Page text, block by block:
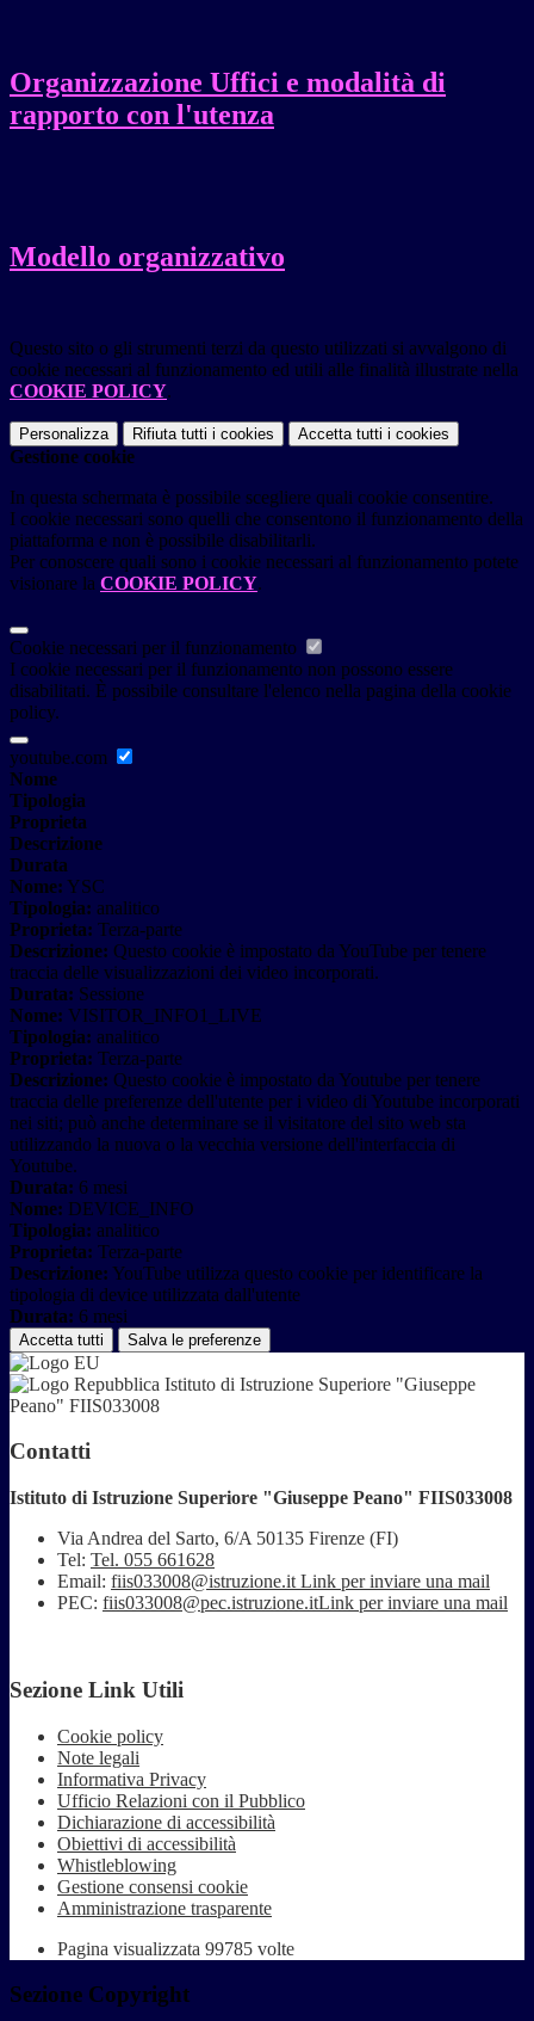
Organizzazione Uffici e modalità di
rapporto con l'utenza
Modello organizzativo
Questo sito o gli strumenti terzi da questo utilizzati si avvalgono di
cookie necessari al funzionamento ed utili alle finalità illustrate nella
COOKIE POLICY.
Personalizza Rifiuta tutti i cookies Accetta tutti i cookies
Gestione cookie
In questa schermata è possibile scegliere quali cookie consentire.
I cookie necessari sono quelli che consentono il funzionamento della
piattaforma e non è possibile disabilitarli.
Per conoscere quali sono i cookie necessari al funzionamento potete
visionare la COOKIE POLICY.
Cookie necessari per il funzionamento
I cookie necessari per il funzionamento non possono essere
disabilitati. È possibile consultare l'elenco nella pagina della cookie
policy.
youtube.com
Nome
Tipologia
Proprieta
Descrizione
Durata
Nome: YSC
Tipologia: analitico
Proprieta: Terza-parte
Descrizione: Questo cookie è impostato da YouTube per tenere
traccia delle visualizzazioni dei video incorporati.
Durata: Sessione
Nome: VISITOR_INFO1_LIVE
Tipologia: analitico
Proprieta: Terza-parte
Descrizione: Questo cookie è impostato da Youtube per tenere
traccia delle preferenze dell'utente per i video di Youtube incorporati
nei siti; può anche determinare se il visitatore del sito web sta
utilizzando la nuova o la vecchia versione dell'interfaccia di
Youtube.
Durata: 6 mesi
Nome: DEVICE_INFO
Tipologia: analitico
Proprieta: Terza-parte
Descrizione: YouTube utilizza questo cookie per identificare la
tipologia di device utilizzata dall'utente
Durata: 6 mesi
Accetta tutti Salva le preferenze
Istituto di Istruzione Superiore "Giuseppe
Peano" FIIS033008
Contatti
Istituto di Istruzione Superiore "Giuseppe Peano" FIIS033008
Via Andrea del Sarto, 6/A 50135 Firenze (FI)
Tel: Tel. 055 661628
Email: fiis033008@istruzione.it Link per inviare una mail
PEC: fiis033008@pec.istruzione.itLink per inviare una mail
Sezione Link Utili
Cookie policy
Note legali
Informativa Privacy
Ufficio Relazioni con il Pubblico
Dichiarazione di accessibilità
Obiettivi di accessibilità
Whistleblowing
Gestione consensi cookie
Amministrazione trasparente
Pagina visualizzata 99785 volte
Sezione Copyright